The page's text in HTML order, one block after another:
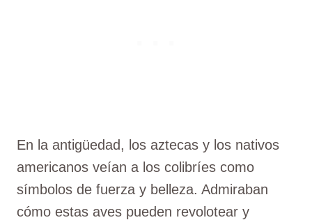
En la antigüedad, los aztecas y los nativos
americanos veían a los colibríes como
símbolos de fuerza y belleza. Admiraban
cómo estas aves pueden revolotear y